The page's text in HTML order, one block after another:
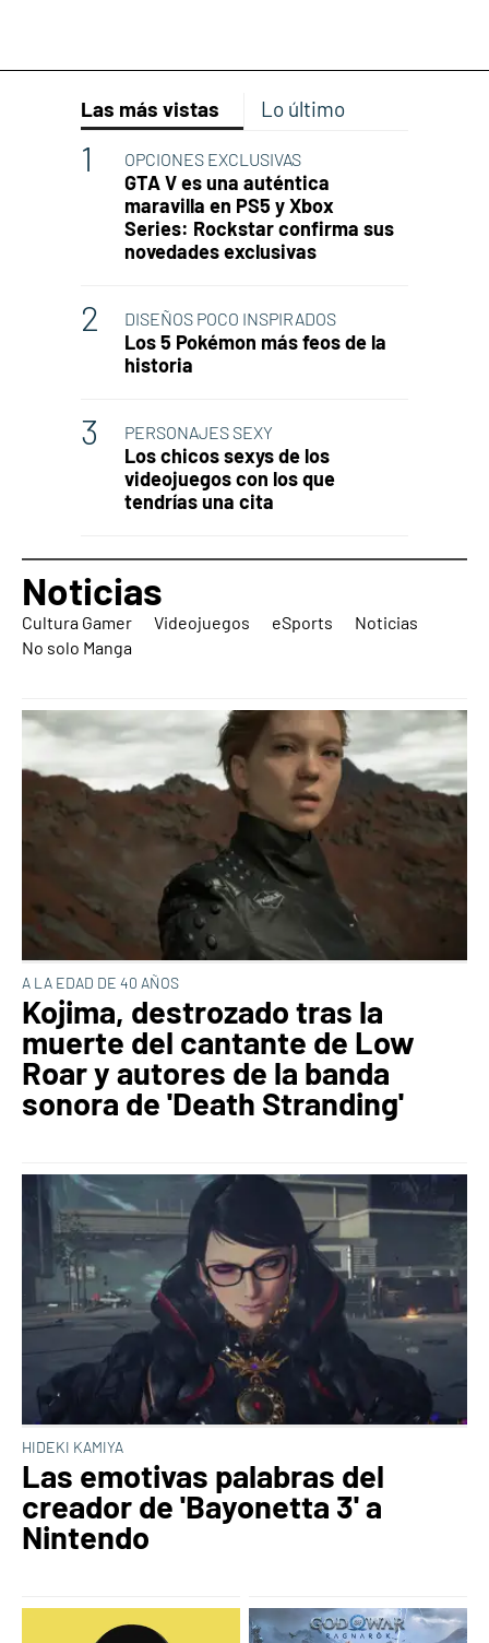
Las más vistas Lo último
OPCIONES EXCLUSIVAS
GTA V es una auténtica
maravilla en PS5 y Xbox
Series: Rockstar confirma sus
novedades exclusivas
DISEÑOS POCO INSPIRADOS
Los 5 Pokémon más feos de la
historia
PERSONAJES SEXY
Los chicos sexys de los
videojuegos con los que
tendrías una cita
Noticias
Cultura Gamer Videojuegos eSports
Noticias
No solo Manga
A LA EDAD DE 40 AÑOS
Kojima, destrozado tras la
muerte del cantante de Low
Roar y autores de la banda
sonora de 'Death Stranding'
HIDEKI KAMIYA
Las emotivas palabras del
creador de 'Bayonetta 3' a
Nintendo